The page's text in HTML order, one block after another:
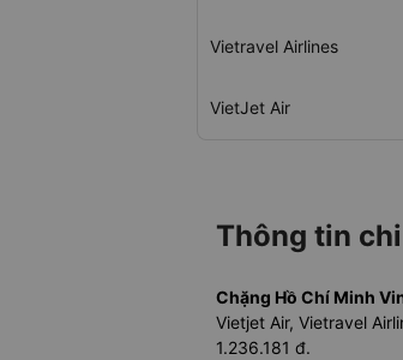
Vietravel Airlines
VietJet Air
Thông tin
Chặng Hồ Chí Minh
Vietjet Air, Vietravel
1.236.181 đ.